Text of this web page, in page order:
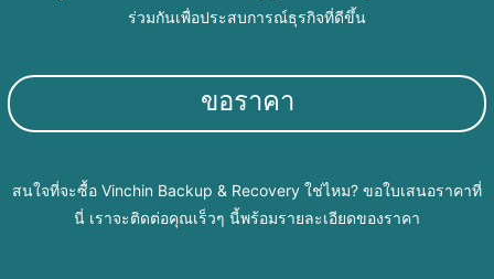
ร่วมกันเพื่อประสบการณ์ธุรกิจที่ดีขึ้น
ขอราคา
สนใจที่จะซื้อ Vinchin Backup & Recovery ใช่ไหม? ขอใบเสนอราคาที่
นี่ เราจะติดต่อคุณเร็วๆ นี้พร้อมรายละเอียดของราคา